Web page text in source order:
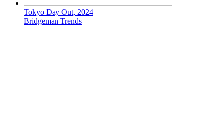
Tokyo Day Out, 2024
Bridgeman Trends